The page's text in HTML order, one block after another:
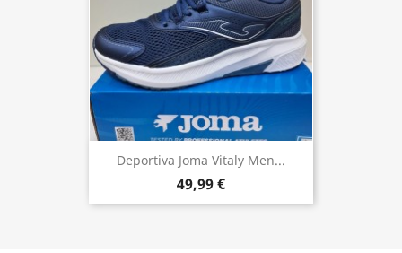
Deportiva Joma Vitaly Men...
49,99 €